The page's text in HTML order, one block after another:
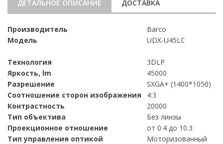
ДЕТАЛЬНОЕ ОПИСАНИЕ ДОСТАВКА
Производитель
Barco
Модель
UDX-U45LC
Технология
3DLP
Яркость, lm
45000
Разрешение
SXGA+ (1400*1050)
Соотношение сторон изображения
4:3
Контрастность
20000
Тип объектива
Без линзы
Проекционное отношение
от 0.4 до 10.3
Тип управления оптикой
Моторизованный